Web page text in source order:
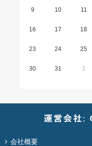
9 10 11
16 17 18
23 24 25
30 31 1
会社概要